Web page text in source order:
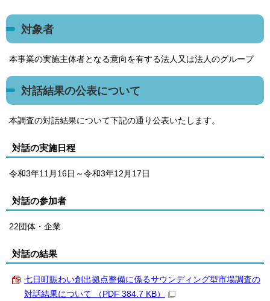
対象者
本事業の実施主体者となる意向を有する法人又は法人のグループ
対話結果の公表について
本調査の対話結果について下記の通り公表いたします。
対話の実施日程
令和3年11月16日～令和3年12月17日
対話の参加者
22団体・企業
対話の結果
七日町賑わい創出拠点整備に係るサウンディング型市場調査の
対話結果について （PDF 384.7 KB）